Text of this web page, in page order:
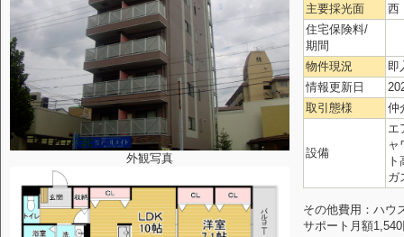
外観写真
主要採光面
西
住宅保険料/
期間
物件現況
即
情報更新日
取引態様
仲
設備
エ
ャ
ガ
その他費用：ハウ
サポート月額